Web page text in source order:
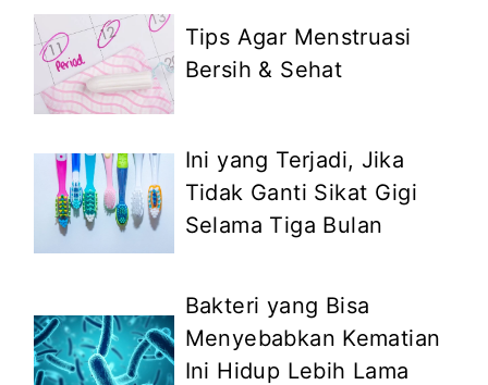
Tips Agar Menstruasi
Bersih & Sehat
Ini yang Terjadi, Jika
Tidak Ganti Sikat Gigi
Selama Tiga Bulan
Bakteri yang Bisa
Menyebabkan Kematian
Ini Hidup Lebih Lama